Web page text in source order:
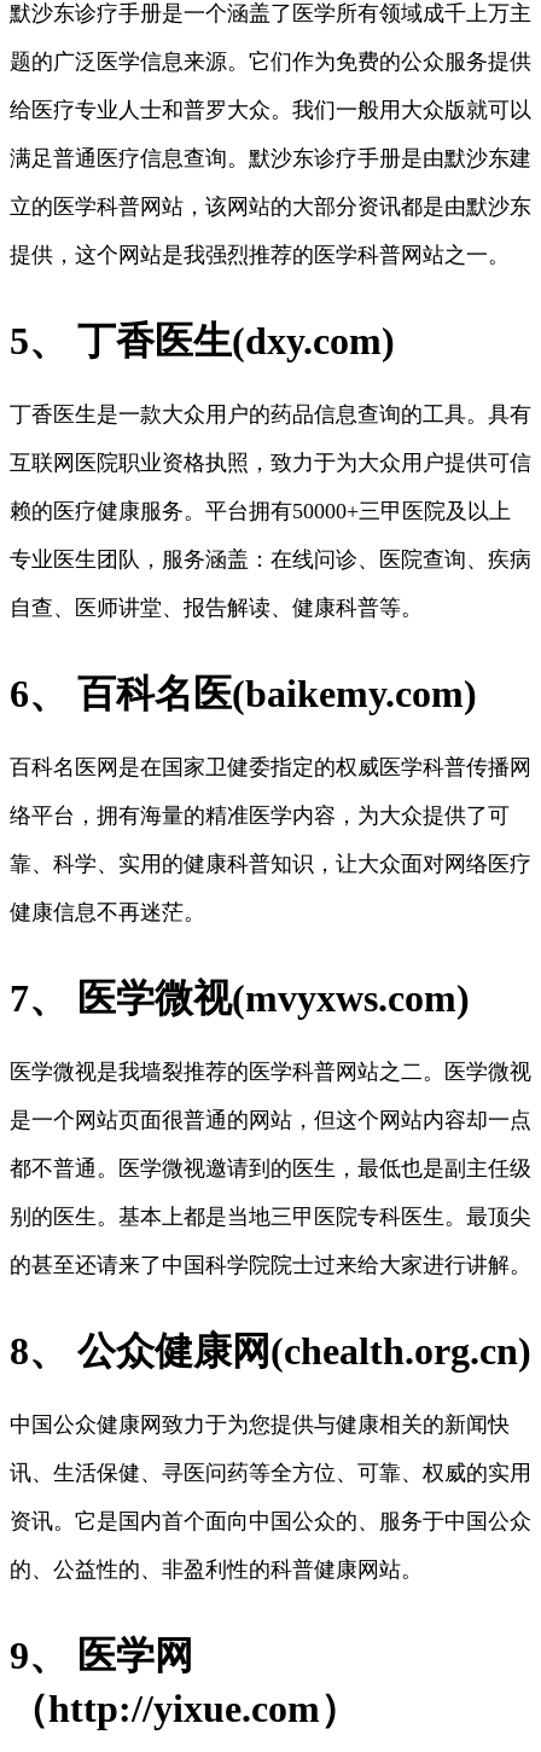
默沙东诊疗手册是一个涵盖了医学所有领域成千上万主
题的广泛医学信息来源。它们作为免费的公众服务提供
给医疗专业人士和普罗大众。我们一般用大众版就可以
满足普通医疗信息查询。默沙东诊疗手册是由默沙东建
立的医学科普网站，该网站的大部分资讯都是由默沙东
提供，这个网站是我强烈推荐的医学科普网站之一。
5、 丁香医生(dxy.com)
丁香医生是一款大众用户的药品信息查询的工具。具有
互联网医院职业资格执照，致力于为大众用户提供可信
赖的医疗健康服务。平台拥有50000+三甲医院及以上
专业医生团队，服务涵盖：在线问诊、医院查询、疾病
自查、医师讲堂、报告解读、健康科普等。
6、 百科名医(baikemy.com)
百科名医网是在国家卫健委指定的权威医学科普传播网
络平台，拥有海量的精准医学内容，为大众提供了可
靠、科学、实用的健康科普知识，让大众面对网络医疗
健康信息不再迷茫。
7、 医学微视(mvyxws.com)
医学微视是我墙裂推荐的医学科普网站之二。医学微视
是一个网站页面很普通的网站，但这个网站内容却一点
都不普通。医学微视邀请到的医生，最低也是副主任级
别的医生。基本上都是当地三甲医院专科医生。最顶尖
的甚至还请来了中国科学院院士过来给大家进行讲解。
8、 公众健康网(chealth.org.cn)
中国公众健康网致力于为您提供与健康相关的新闻快
讯、生活保健、寻医问药等全方位、可靠、权威的实用
资讯。它是国内首个面向中国公众的、服务于中国公众
的、公益性的、非盈利性的科普健康网站。
9、 医学网
（http://yixue.com）